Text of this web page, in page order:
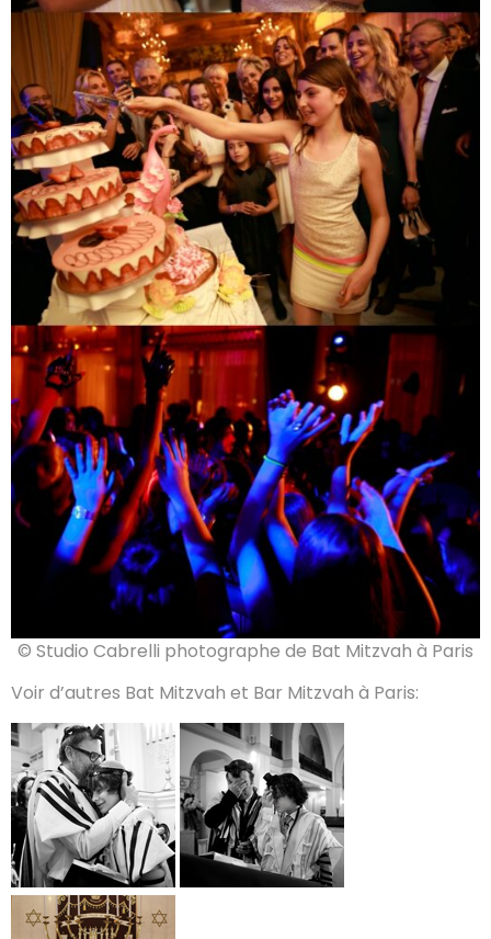
© Studio Cabrelli photographe de Bat Mitzvah à Paris
Voir d’autres Bat Mitzvah et Bar Mitzvah à Paris: